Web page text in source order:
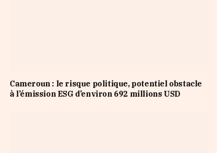
Cameroun : le risque politique, potentiel obstacle
à l’émission ESG d’environ 692 millions USD